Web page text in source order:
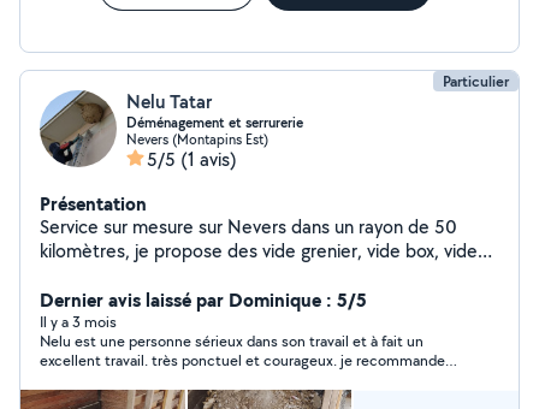
Particulier
Nelu Tatar
Déménagement et serrurerie
Nevers (Montapins Est)
5/5 (1 avis)
Présentation
Service sur mesure sur Nevers dans un rayon de 50
kilomètres, je propose des vide grenier, vide box, vide
nid de guêpes, abattage d'arbre, jardinage, dépannage
serrurerie. Ouverture de porte (claquée, fermée,
condamnée,...) Changement de serrures Changement
de cylindres , démolition et débarras. Services sur
demande 24/24 7j/7.
Dernier avis laissé par Dominique : 5/5
Il y a 3 mois
Nelu est une personne sérieux dans son travail et à fait un
excellent travail. très ponctuel et courageux. je recommande